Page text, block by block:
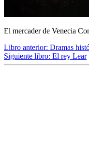
El mercader de Venecia
Libro anterior: Dramas
Siguiente libro: El rey Lear